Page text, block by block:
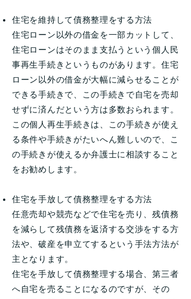
住宅を維持して債務整理をする方法
住宅ローン以外の借金を一部カットして、
住宅ローンはそのまま支払うという個人民
事再生手続きというものがあります。住宅
ローン以外の借金が大幅に減らせることが
できる手続きで、この手続きで自宅を売却
せずに済んだという方は多数おられます。
この個人再生手続きは、この手続きが使え
る条件や手続きがたいへん難しいので、こ
の手続きが使えるか弁護士に相談すること
をお勧めします。
住宅を手放して債務整理をする方法
任意売却や競売などで住宅を売り、残債務
を減らして残債務を返済する交渉をする方
法や、破産を申立てするという手法方法が
主となります。
住宅を手放して債務整理する場合、第三者
へ自宅を売ることになるのですが、その